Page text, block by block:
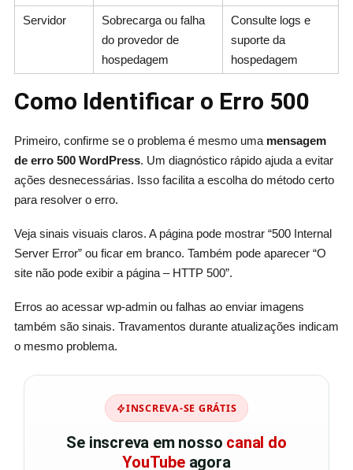
Servidor
Sobrecarga ou falha
do provedor de
hospedagem
Consulte logs e
suporte da
hospedagem
Como Identificar o Erro 500
Primeiro, confirme se o problema é mesmo uma mensagem
de erro 500 WordPress. Um diagnóstico rápido ajuda a evitar
ações desnecessárias. Isso facilita a escolha do método certo
para resolver o erro.
Veja sinais visuais claros. A página pode mostrar “500 Internal
Server Error” ou ficar em branco. Também pode aparecer “O
site não pode exibir a página – HTTP 500”.
Erros ao acessar wp-admin ou falhas ao enviar imagens
também são sinais. Travamentos durante atualizações indicam
o mesmo problema.
INSCREVA-SE GRÁTIS
Se inscreva em nosso canal do
YouTubeagora